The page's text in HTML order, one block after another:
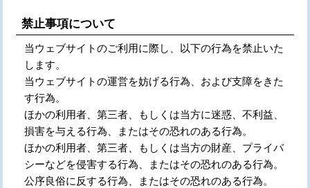
禁止事項について
当ウェブサイトのご利用に際し、以下の行為を禁止いた
します。
当ウェブサイトの運営を妨げる行為、および支障をきた
す行為。
ほかの利用者、第三者、もしくは当方に迷惑、不利益、
損害を与える行為、またはその恐れのある行為。
ほかの利用者、第三者、もしくは当方の財産、プライバ
シーなどを侵害する行為、またはその恐れのある行為。
公序良俗に反する行為、またはその恐れのある行為。